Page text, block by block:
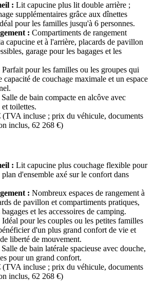
: Lit capucine plus lit double arrière ;
supplémentaires grâce aux dînettes
pour les familles jusqu'à 6 personnes.
: Compartiments de rangement
capucine et à l'arrière, placards de pavillon
garage pour les bagages et les
Parfait pour les familles ou les groupes qui
capacité de couchage maximale et un espace
Salle de bain compacte en alcôve avec
toilettes.
(TVA incluse ; prix du véhicule, documents
inclus, 62 268 €)
: Lit capucine plus couchage flexible pour
d'ensemble axé sur le confort dans
: Nombreux espaces de rangement à
de pavillon et compartiments pratiques,
et les accessoires de camping.
Idéal pour les couples ou les petites familles
d'un plus grand confort de vie et
liberté de mouvement.
Salle de bain latérale spacieuse avec douche,
pour un grand confort.
(TVA incluse ; prix du véhicule, documents
inclus, 62 268 €)